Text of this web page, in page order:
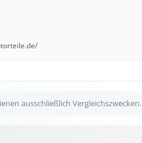
ausschließlich Vergleichszwecken.